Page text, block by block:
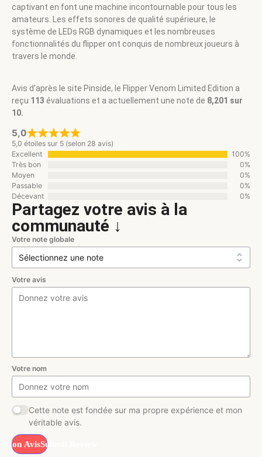
captivant en font une machine incontournable pour tous les
amateurs. Les effets sonores de qualité supérieure, le
système de LEDs RGB dynamiques et les nombreuses
fonctionnalités du flipper ont conquis de nombreux joueurs à
travers le monde.
Avis d’après le site Pinside, le Flipper Venom Limited Edition a
reçu 113 évaluations et a actuellement une note de 8,201 sur
10.
5,0
5,0 étoiles sur 5 (selon 28 avis)
Excellent
100%
Très bon
0%
Moyen
0%
Passable
0%
Décevant
0%
Partagez votre avis à la
communauté ↓
Votre note globale
Votre avis
Votre nom
Cette note est fondée sur ma propre expérience et mon
véritable avis.
Submit Review